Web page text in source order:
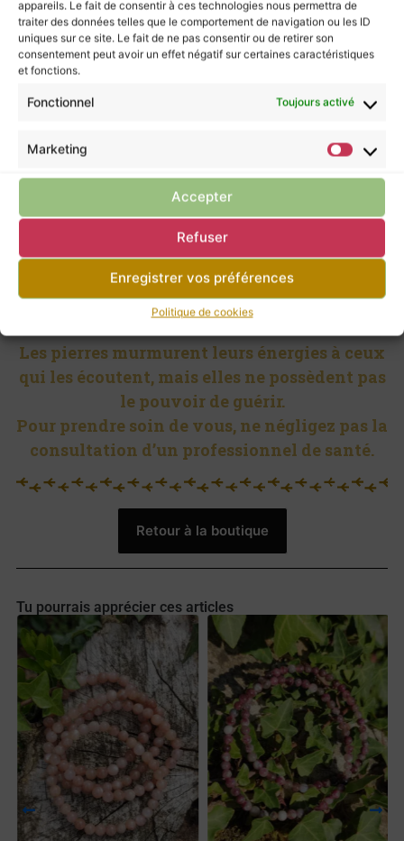
appareils. Le fait de consentir à ces technologies nous permettra de
traiter des données telles que le comportement de navigation ou les ID
uniques sur ce site. Le fait de ne pas consentir ou de retirer son
consentement peut avoir un effet négatif sur certaines caractéristiques
et fonctions.
Fonctionnel Toujours activé
Marketing
Accepter
Refuser
Enregistrer vos préférences
Politique de cookies
l’année. Ses formes évoquent à la fois les pattes
et les ailes, entre ancrage profond et légèreté
de l’esprit.
illuminer le tressage.
d’élévation spirituelle. Elle favorise la
Chakra : Couronne – Troisième œil
Purification : parfumigation (encens naturel,
palo santo, …)
Rechargement :
.
Les pierres murmurent leurs énergies à ceux
qui les écoutent, mais elles ne possèdent pas
le pouvoir de guérir.
Pour prendre soin de vous, ne négligez pas la
consultation d’un professionnel de santé.
Retour à la boutique
Tu pourrais apprécier ces articles